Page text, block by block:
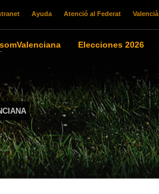
Ayuda Atenció al Federat Valencià
Elecciones 2026